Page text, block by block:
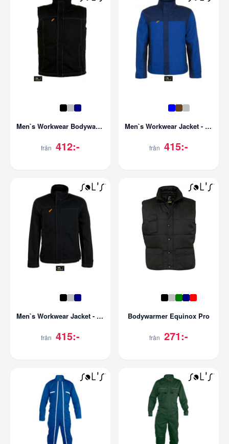
Men`s Workwear Bodywarmer - Worker Pro
från 412:-
Men`s Workwear Jacket - Impact Pro
från 415:-
Men`s Workwear Jacket - Force Pro
från 415:-
Bodywarmer Equinox Pro
från 271:-